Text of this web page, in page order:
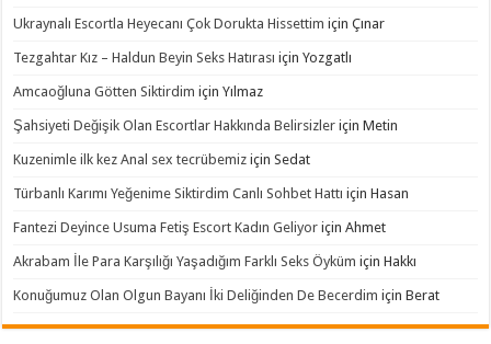
Ukraynalı Escortla Heyecanı Çok Dorukta Hissettim içinÇınar
Tezgahtar Kız – Haldun Beyin Seks Hatırası içinYozgatlı
Amcaoğluna Götten Siktirdim içinYılmaz
Şahsiyeti Değişik Olan Escortlar Hakkında Belirsizler içinMetin
Kuzenimle ilk kez Anal sex tecrübemiz içinSedat
Türbanlı Karımı Yeğenime Siktirdim Canlı Sohbet Hattı içinHasan
Fantezi Deyince Usuma Fetiş Escort Kadın Geliyor içinAhmet
Akrabam İle Para Karşılığı Yaşadığım Farklı Seks Öyküm içinHakkı
Konuğumuz Olan Olgun Bayanı İki Deliğinden De Becerdim içinBerat